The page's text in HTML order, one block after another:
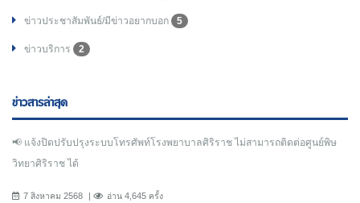
ข่าวประชาสัมพันธ์/มีข่าวอยากบอก 5
ข่าวบริการ 2
ข่าวสารล่าสุด
📢 แจ้งปิดปรับปรุงระบบโทรศัพท์โรงพยาบาลศิริราช ไม่สามารถติดต่อศูนย์พิษ
วิทยาศิริราช ได้
7 สิงหาคม 2568 อ่าน 4,645 ครั้ง